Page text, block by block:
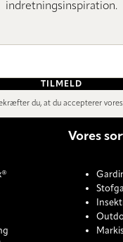
indretningsinspiration.
TILMELD
du, at du accepterer vores
Vores